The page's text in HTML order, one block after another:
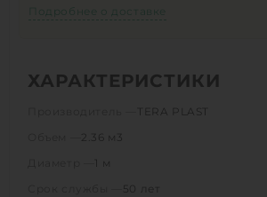
Подробнее о доставке
ХАРАКТЕРИСТИКИ
TERA PLAST
2.36 м3
1 м
50 лет